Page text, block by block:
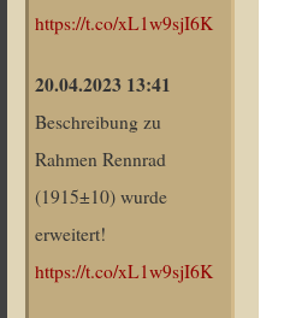
https://t.co/xL1w9sjI6K
20.04.2023 13:41
Beschreibung zu
Rahmen Rennrad
(1915±10) wurde
erweitert!
https://t.co/xL1w9sjI6K